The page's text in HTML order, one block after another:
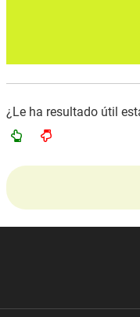
¿Le ha resultado útil